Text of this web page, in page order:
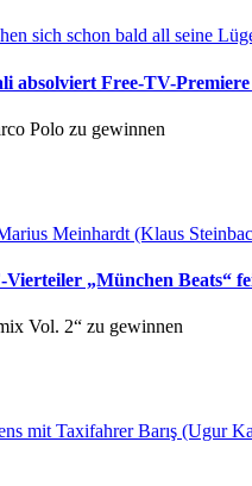
sich schon bald all seine
absolviert Free-TV-
Polo zu gewinnen
Meinhardt (Klaus
„München Beats“
Vol. 2“ zu gewinnen
mit Taxifahrer Barış